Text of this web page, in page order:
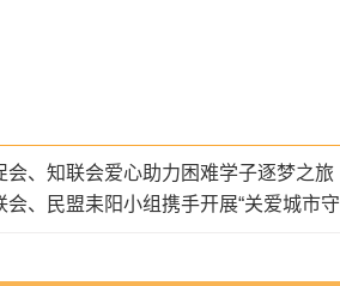
会、知联会爱心助力困难学子逐梦之旅
会、民盟耒阳小组携手开展“关爱城市